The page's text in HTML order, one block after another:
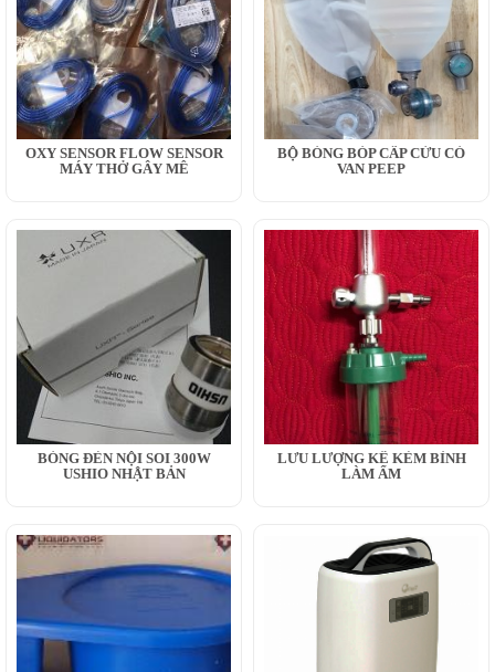
OXY SENSOR FLOW SENSOR
MÁY THỞ GÂY MÊ
BỘ BÓNG BÓP CẤP CỨU CÓ
VAN PEEP
BÓNG ĐÈN NỘI SOI 300W
USHIO NHẬT BẢN
LƯU LƯỢNG KẾ KÈM BÌNH
LÀM ẨM